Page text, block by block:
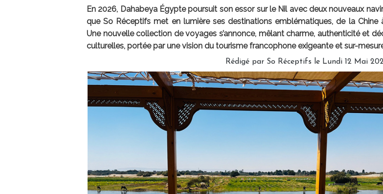
En 2026, Dahabeya Égypte poursuit son essor sur le Nil avec deux nouveaux
que So Réceptifs met en lumière ses destinations emblématiques, de la Chine à
Une nouvelle collection de voyages s’annonce, mêlant charme, authenticité et
culturelles, portée par une vision du tourisme francophone exigeante et sur-
Rédigé par So Réceptifs le Lundi 12 Mai